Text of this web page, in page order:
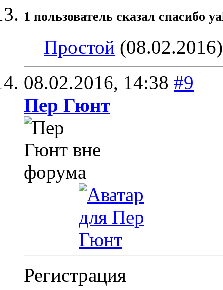
1 пользователь сказал cпасибо
Простой (08.02.2016)
08.02.2016, 14:38 #9
Пер Гюнт
Регистрация